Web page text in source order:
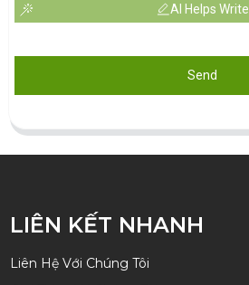
AI Helps Write
Send
LIÊN KẾT NHANH
Liên Hệ Với Chúng Tôi